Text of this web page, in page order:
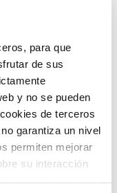
para que
de sus
y no se pueden
de terceros
garantiza un nivel
permiten mejorar
su interacción
ha presentado
Inunciaga ,
, Director
del Futuro”,